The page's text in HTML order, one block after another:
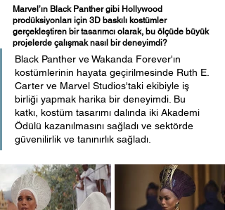
Marvel’ın Black Panther gibi Hollywood
prodüksiyonları için 3D baskılı kostümler
gerçekleştiren bir tasarımcı olarak, bu ölçüde büyük
projelerde çalışmak nasıl bir deneyimdi?
Black Panther ve Wakanda Forever'ın
kostümlerinin hayata geçirilmesinde Ruth E.
Carter ve Marvel Studios'taki ekibiyle iş
birliği yapmak harika bir deneyimdi. Bu
katkı, kostüm tasarımı dalında iki Akademi
Ödülü kazanılmasını sağladı ve sektörde
güvenilirlik ve tanınırlık sağladı.